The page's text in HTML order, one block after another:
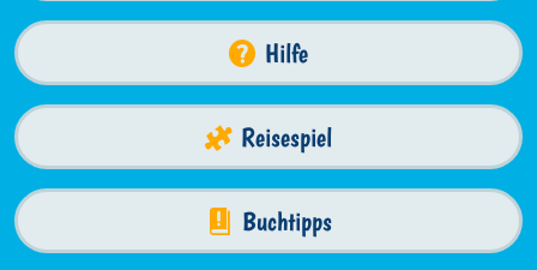
Hilfe
Reisespiel
Buchtipps